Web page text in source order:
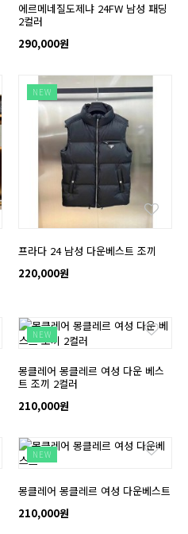
에르메네질도제냐 24FW 남성 패딩
2컬러
290,000원
NEW
프라다 24 남성 다운베스트 조끼
220,000원
NEW
몽클레어 몽클레르 여성 다운 베스
트 조끼 2컬러
210,000원
NEW
몽클레어 몽클레르 여성 다운베스트
210,000원